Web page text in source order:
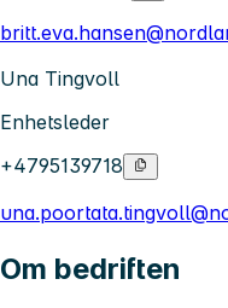
Una Tingvoll
Enhetsleder
+4795139718
Om bedriften